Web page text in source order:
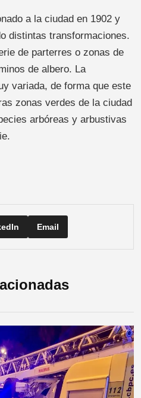
a la ciudad en 1902 y
distintas transformaciones.
de parterres o zonas de
de albero. La
variada, de forma que este
zonas verdes de la ciudad
arbóreas y arbustivas
Email